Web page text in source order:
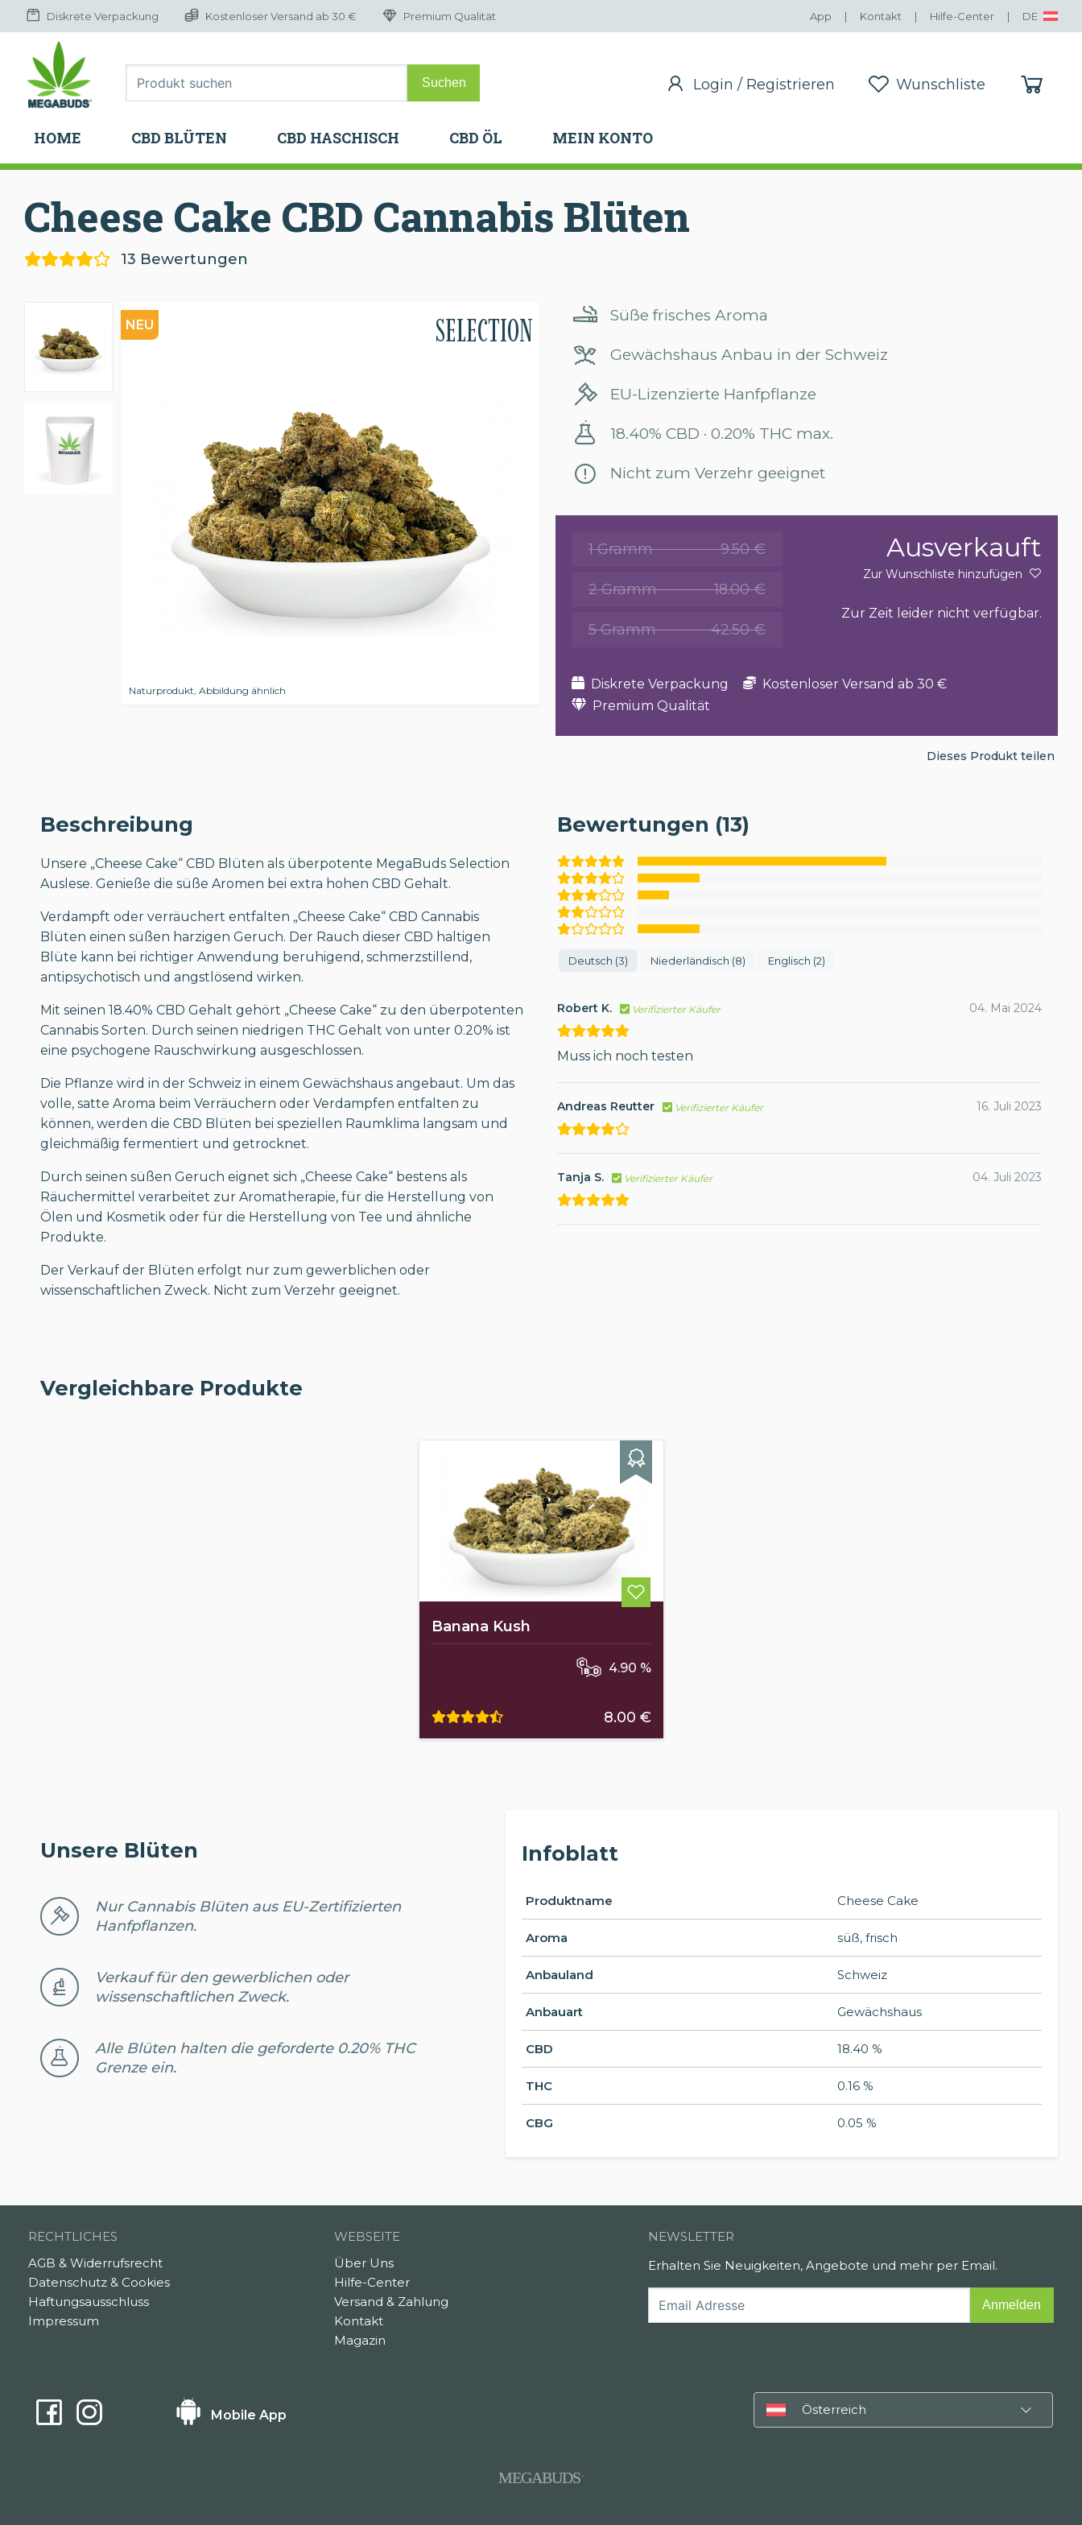
HOME CBD BLÜTEN CBD HASCHISCH CBD ÖL
Diskrete Verpackung Kostenloser Versand ab 30 € Premium Qualität App | Kontakt | Hilfe-Center | DE
Login / Registrieren Wunschliste
HOME CBD BLÜTEN CBD HASCHISCH CBD ÖL MEIN KONTO
Cheese Cake CBD Cannabis Blüten
13 Bewertungen
NEU SELECTION
Naturprodukt, Abbildung ähnlich
Süße frisches Aroma
Gewächshaus Anbau in der Schweiz
EU-Lizenzierte Hanfpflanze
18.40% CBD · 0.20% THC max.
Nicht zum Verzehr geeignet
1 Gramm 9.50 €
2 Gramm 18.00 €
5 Gramm 42.50 €
Ausverkauft
Zur Wunschliste hinzufügen
Zur Zeit leider nicht verfügbar.
Diskrete Verpackung
Kostenloser Versand ab 30 €
Premium Qualität
Dieses Produkt teilen
Beschreibung
Unsere „Cheese Cake“ CBD Blüten als überpotente MegaBuds Selection
Auslese. Genieße die süße Aromen bei extra hohen CBD Gehalt.
Verdampft oder verräuchert entfalten „Cheese Cake“ CBD Cannabis
Blüten einen süßen harzigen Geruch. Der Rauch dieser CBD haltigen
Blüte kann bei richtiger Anwendung beruhigend, schmerzstillend,
antipsychotisch und angstlösend wirken.
Mit seinen 18.40% CBD Gehalt gehört „Cheese Cake“ zu den überpotenten
Cannabis Sorten. Durch seinen niedrigen THC Gehalt von unter 0.20% ist
eine psychogene Rauschwirkung ausgeschlossen.
Die Pflanze wird in der Schweiz in einem Gewächshaus angebaut. Um das
volle, satte Aroma beim Verräuchern oder Verdampfen entfalten zu
können, werden die CBD Blüten bei speziellen Raumklima langsam und
gleichmäßig fermentiert und getrocknet.
Durch seinen süßen Geruch eignet sich „Cheese Cake“ bestens als
Räuchermittel verarbeitet zur Aromatherapie, für die Herstellung von
Ölen und Kosmetik oder für die Herstellung von Tee und ähnliche
Produkte.
Der Verkauf der Blüten erfolgt nur zum gewerblichen oder
wissenschaftlichen Zweck. Nicht zum Verzehr geeignet.
Bewertungen (13)
Deutsch (3) Niederländisch (8) Englisch (2)
Robert K. Verifizierter Käufer 04. Mai 2024
Muss ich noch testen
Andreas Reutter Verifizierter Käufer 16. Juli 2023
Tanja S. Verifizierter Käufer 04. Juli 2023
Vergleichbare Produkte
Banana Kush
4.90 %
8.00 €
Infoblatt
Produktname Cheese Cake
Aroma süß, frisch
Anbauland Schweiz
Anbauart Gewächshaus
CBD 18.40 %
THC 0.16 %
CBG 0.05 %
Unsere Blüten
Nur Cannabis Blüten aus EU-Zertifizierten
Hanfpflanzen.
Verkauf für den gewerblichen oder
wissenschaftlichen Zweck.
Alle Blüten halten die geforderte 0.20% THC
Grenze ein.
RECHTLICHES
AGB & Widerrufsrecht
Datenschutz & Cookies
Haftungsausschluss
Impressum
WEBSEITE
Über Uns
Hilfe-Center
Versand & Zahlung
Kontakt
Magazin
NEWSLETTER
Erhalten Sie Neuigkeiten, Angebote und mehr per Email.
Mobile App Österreich
MEGABUDS ®